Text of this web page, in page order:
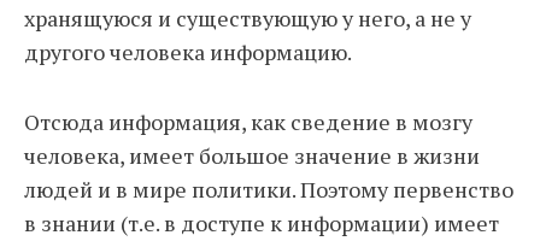
хранящуюся и существующую у него, а не у
другого человека информацию.
Отсюда информация, как сведение в мозгу
человека, имеет большое значение в жизни
людей и в мире политики. Поэтому первенство
в знании (т.е. в доступе к информации) имеет